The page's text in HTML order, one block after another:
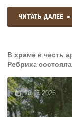
ЧИТАТЬ ДАЛЕЕ
В храме в честь
Ребриха
20.07.2026